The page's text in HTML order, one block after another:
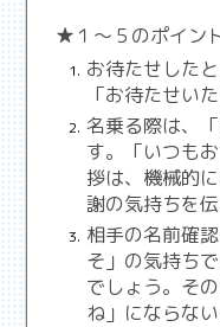
★１～５のポイン
お待たせした
「お待たせい
名乗る際は、
す。「いつも
拶は、機械的
謝の気持ちを伝
相手の名前確
そ」の気持ち
でしょう。そ
ね」にならな